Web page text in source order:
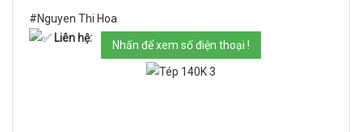
#Nguyen Thi Hoa
Liên hệ:
Nhấn để xem số điện thoại !